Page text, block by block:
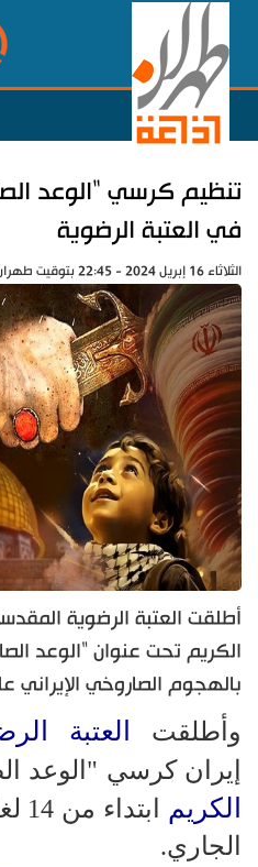
تنظيم كرسي "الوعد
في العتبة الرضوية
الثلاثاء 16 إبريل 2024 - 22:45 بتوقيت طهران
أطلقت العتبة الرضوية
الكريم تحت عنوان "الوعد
بالهجوم الصاروخي الإيراني
وأطلقت العتبة
إيران كرسي "الوعد
الكريم
الجاري.